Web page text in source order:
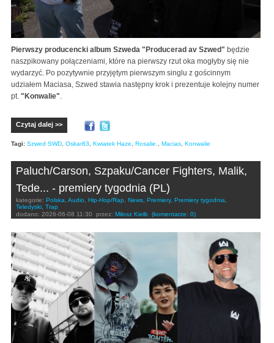
Pierwszy producencki album Szweda "Producerad av Szwed" będzie
naszpikowany połączeniami, które na pierwszy rzut oka mogłyby się nie
wydarzyć. Po pozytywnie przyjętym pierwszym singlu z gościnnym
udziałem Maciasa, Szwed stawia następny krok i prezentuje kolejny numer
pt. "Konwalie".
Czytaj dalej >>
Tagi: Szwed SWD Oskar83 Kwiatek Haze Rosalie. Macias Konwalie
Paluch/Carson, Szpaku/Cancer Fighters, Malik,
Tede... - premiery tygodnia (PL)
kategorie: Polska Audio Hip-Hop/Rap News Premiery, Premiery tygodnia
Teledyski Trap
dodano: 2026-06-08 11:30 przez: Miłosz Kiełb (komentarze: 0)